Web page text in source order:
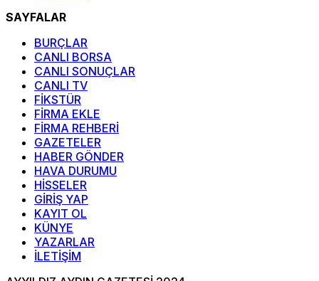
SAYFALAR
BURÇLAR
CANLI BORSA
CANLI SONUÇLAR
CANLI TV
FİKSTÜR
FİRMA EKLE
FİRMA REHBERİ
GAZETELER
HABER GÖNDER
HAVA DURUMU
HİSSELER
GİRİŞ YAP
KAYIT OL
KÜNYE
YAZARLAR
İLETİŞİM